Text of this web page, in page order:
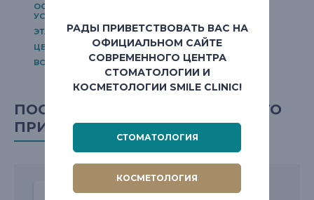
ЭЛАЙНЕРЫ
ОСНОВНЫЕ ПОКАЗАНИЯ И ПРОТИВОПОКАЗАНИЯ К
УСТАНОВКЕ БРЕКЕТОВ
ЭТАПЫ ОРТОДОНТИЧЕСКОГО ЛЕЧЕНИЯ
ЦЕНЫ НА УСТАНОВКУ БРЕКЕТОВ И БРЕКЕТ-СИСТЕМ
ВОПРОС-ОТВЕТ ПО ЛЕЧЕНИЮ БРЕКЕТАМИ
ПОСЛЕДСТВИЯ НЕПРАВИЛЬНОГО
ПРИКУСА:
РАДЫ ПРИВЕТСТВОВАТЬ ВАС НА
ОФИЦИАЛЬНОМ САЙТЕ
СОВРЕМЕННОГО ЦЕНТРА
СТОМАТОЛОГИИ И
КОСМЕТОЛОГИИ SMILE CLINIC!
СТОМАТОЛОГИЯ
КОСМЕТОЛОГИЯ